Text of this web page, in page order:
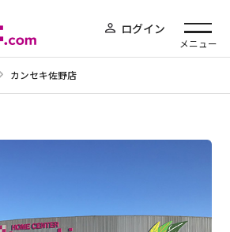
メニュー
ログイン
カンセキ佐野店